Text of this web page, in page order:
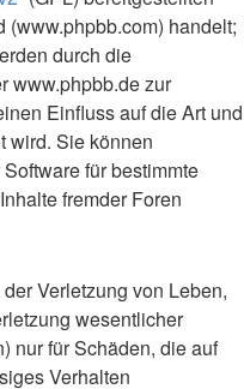
handelt;
durch die
www.phpbb.de zur
Einfluss auf die Art und
wird. Sie können
für bestimmte
fremder Foren
Verletzung von Leben,
wesentlicher
nur für Schäden, die auf
Verhalten